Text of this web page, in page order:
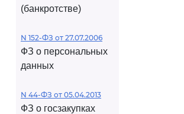
(банкротстве)
N 152-ФЗ от 27.07.2006
ФЗ о персональных
данных
N 44-ФЗ от 05.04.2013
ФЗ о госзакупках